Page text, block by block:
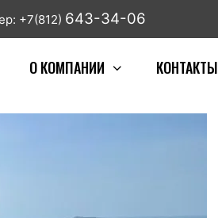
+7(812) 643-34-06
О КОМПАНИИ КОНТАКТЫ